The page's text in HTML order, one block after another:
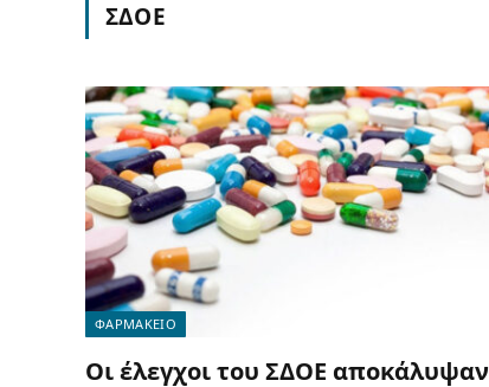
ΣΔΟΕ
ΦΑΡΜΑΚΕΙΟ
Οι έλεγχοι του ΣΔΟΕ αποκάλυψαν